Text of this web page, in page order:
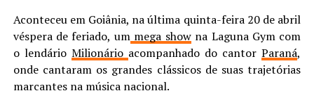
Aconteceu em Goiânia, na última quinta-feira 20 de abril
véspera de feriado, ummega showna Laguna Gym com
o lendário Milionário acompanhado do cantorParaná,
onde cantaram os grandes clássicos de suas trajetórias
marcantes na música nacional.